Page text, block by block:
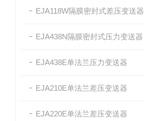
EJA118W隔膜密封式差压变送器
EJA438N隔膜密封式压力变送器
EJA438E单法兰压力变送器
EJA210E单法兰差压变送器
EJA220E单法兰差压变送器